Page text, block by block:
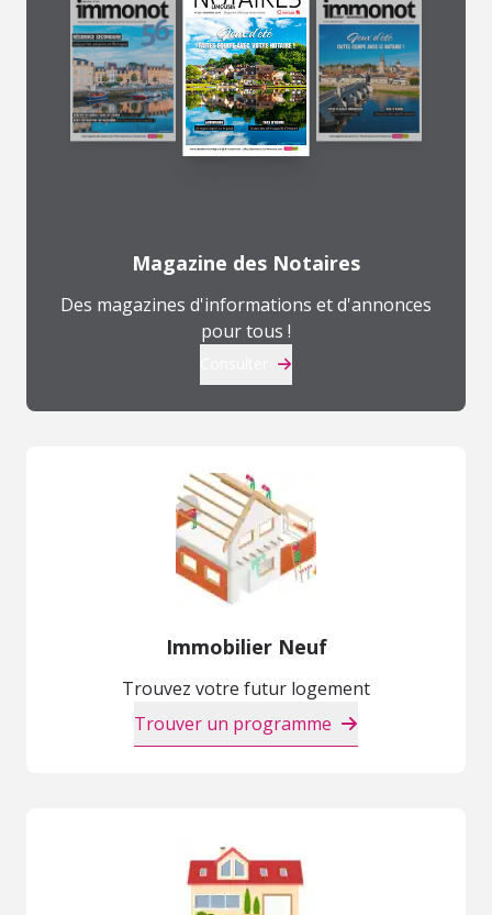
Magazine des Notaires
Des magazines d'informations et d'annonces
pour tous !
Immobilier Neuf
Trouvez votre futur logement
Trouver un programme